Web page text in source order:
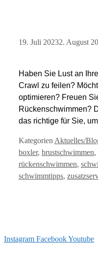
19. Juli 20232. August
Haben Sie Lust an
Crawl zu feilen?
optimieren? Freuen
Rückenschwimmen?
das richtige für Sie,
Kategorien Aktuelles/
boxler, brustschwimmen,
rückenschwimmen,
schwimmtipps,
Instagram FacebookYoutube